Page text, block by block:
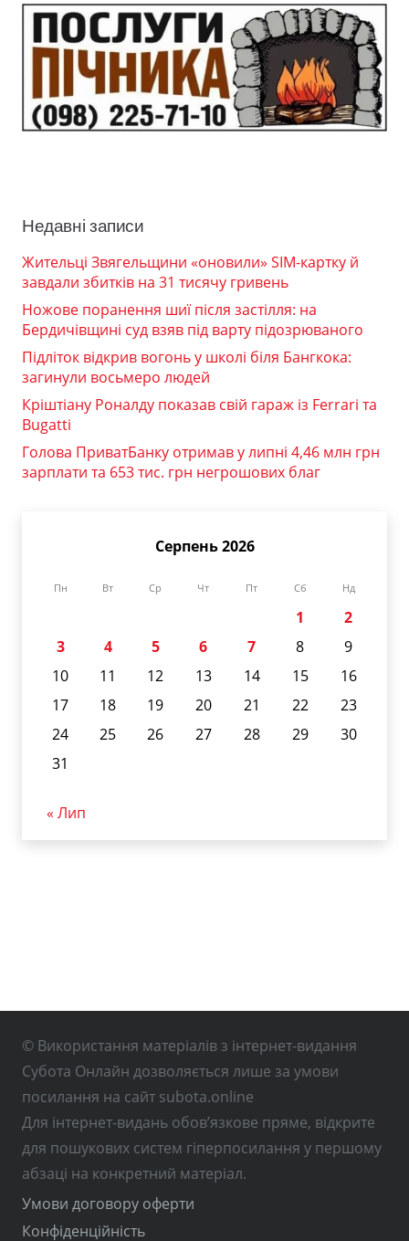
Недавні записи
Жительці Звягельщини «оновили» SIM-картку й
завдали збитків на 31 тисячу гривень
Ножове поранення шиї після застілля: на
Бердичівщині суд взяв під варту підозрюваного
Підліток відкрив вогонь у школі біля Бангкока:
загинули восьмеро людей
Кріштіану Роналду показав свій гараж із Ferrari та
Bugatti
Голова ПриватБанку отримав у липні 4,46 млн грн
зарплати та 653 тис. грн негрошових благ
Серпень 2026
Пн Вт Ср Чт Пт Сб Нд
1
2
3
4 5 6 7 8
9
10
11 12 13 14 15
16
17
18 19 20 21 22
23
24
25 26 27 28 29
30
31
« Лип
© Використання матеріалів з інтернет-видання
Субота Онлайн дозволяється лише за умови
посилання на сайт subota.online
Для інтернет-видань обов’язкове пряме, відкрите
для пошукових систем гіперпосилання у першому
абзаці на конкретний матеріал.
Умови договору оферти
Конфіденційність